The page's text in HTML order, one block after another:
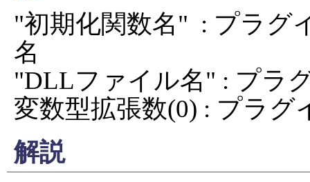
"初期化関数名"  : プラグ
名
"DLLファイル名" : プラ
変数型拡張数(0) : プラ
解説